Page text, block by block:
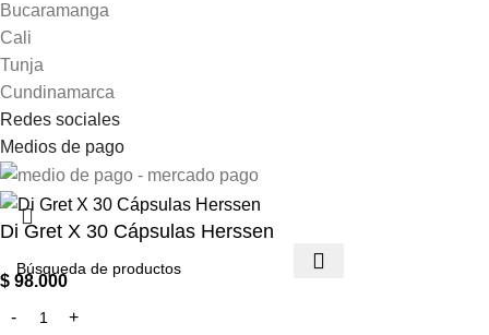
Bucaramanga
Cali
Tunja
Cundinamarca
Redes sociales
Medios de pago
Di Gret X 30 Cápsulas Herssen
$ 98.000